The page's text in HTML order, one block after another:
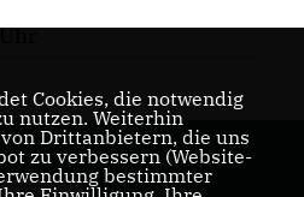
Cookies, die notwendig
nutzen. Weiterhin
Drittanbietern, die uns
zu verbessern (Website-
bestimmter